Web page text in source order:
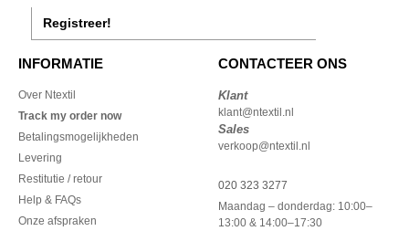
Registreer!
INFORMATIE
Over Ntextil
Track my order now
Betalingsmogelijkheden
Levering
Restitutie / retour
Help & FAQs
Onze afspraken
CONTACTEER ONS
Klant
klant@ntextil.nl
Sales
verkoop@ntextil.nl
020 323 3277
Maandag – donderdag: 10:00–
13:00 & 14:00–17:30